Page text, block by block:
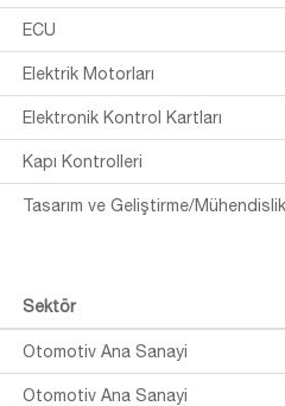
ECU
Elektrik Motorları
Elektronik Kontrol Kartları
Kapı Kontrolleri
Tasarım ve Geliştirme/
Sektör
Otomotiv Ana Sanayi
Otomotiv Ana Sanayi